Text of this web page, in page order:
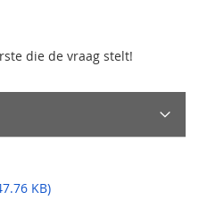
die de vraag stelt!
KB)